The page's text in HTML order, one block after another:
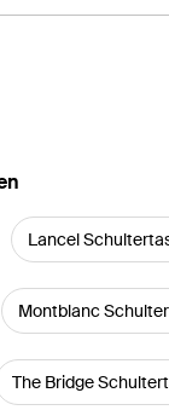
Lancel
Montblanc
The Bridge